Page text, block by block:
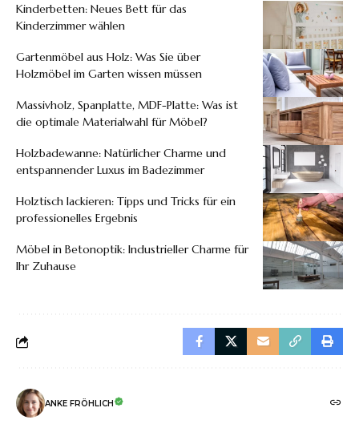
Kinderbetten: Neues Bett für das
Kinderzimmer wählen
Gartenmöbel aus Holz: Was Sie über
Holzmöbel im Garten wissen müssen
Massivholz, Spanplatte, MDF-Platte: Was ist
die optimale Materialwahl für Möbel?
Holzbadewanne: Natürlicher Charme und
entspannender Luxus im Badezimmer
Holztisch lackieren: Tipps und Tricks für ein
professionelles Ergebnis
Möbel in Betonoptik: Industrieller Charme für
Ihr Zuhause
ANKE FRÖHLICH